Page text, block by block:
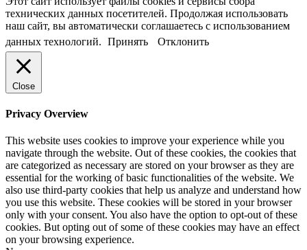
технических данных посетителей. Продолжая использовать
наш сайт, вы автоматически соглашаетесь с использованием
данных технологий. Принять Отклонить
Close
Privacy Overview
This website uses cookies to improve your experience while you
navigate through the website. Out of these cookies, the cookies that
are categorized as necessary are stored on your browser as they are
essential for the working of basic functionalities of the website. We
also use third-party cookies that help us analyze and understand how
you use this website. These cookies will be stored in your browser
only with your consent. You also have the option to opt-out of these
cookies. But opting out of some of these cookies may have an effect
on your browsing experience.